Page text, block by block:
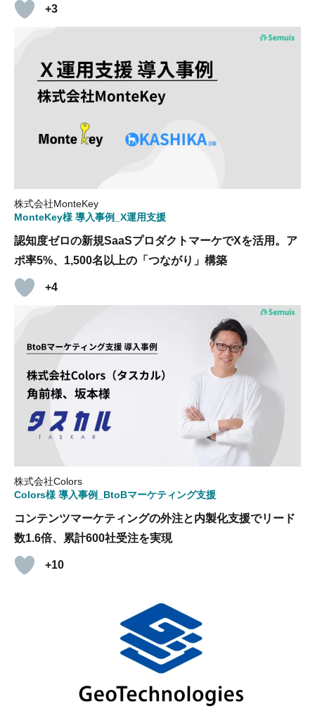
+3
株式会社MonteKey
MonteKey様 導入事例_X運用支援
認知度ゼロの新規SaaSプロダクトマーケでXを活用。ア
ポ率5%、1,500名以上の「つながり」構築
+4
株式会社Colors
Colors様 導入事例_BtoBマーケティング支援
コンテンツマーケティングの外注と内製化支援でリード
数1.6倍、累計600社受注を実現
+10